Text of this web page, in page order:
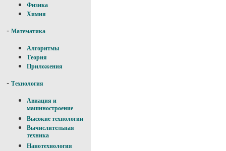
Физика
Химия
- Математика
Алгоритмы
Теория
Приложения
- Технология
Авиация и
машиностроение
Высокие технологии
Вычислительная
техника
Нанотехнология